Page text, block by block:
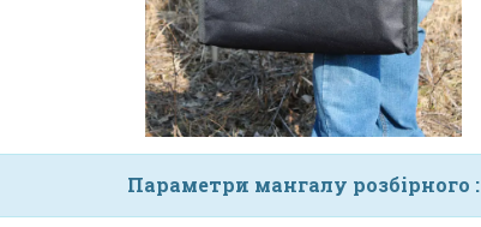
Параметри мангалу розбірного :